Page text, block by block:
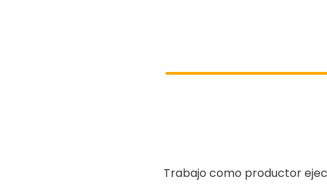
Trabajo como productor